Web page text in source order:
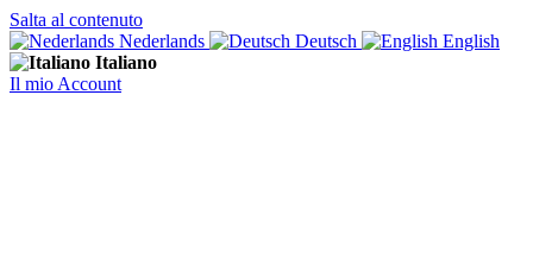
Salta al contenuto
Nederlands
Deutsch
English
Italiano
Il mio Account